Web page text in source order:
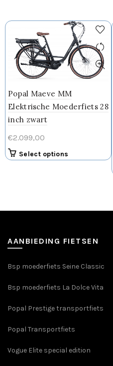
Popal Maeve MM
Elektrische Moederfiets 28
inch zwart
€2.099,00
Select options
gekozen
op
productpagina
AANBIEDING FIETSEN
Bsp moederfiets Seine Classic
Bsp moederfiets La Dolce Vita
Popal Prestige transportfiets
Popal Transportfiets
Vogue Elite special edition